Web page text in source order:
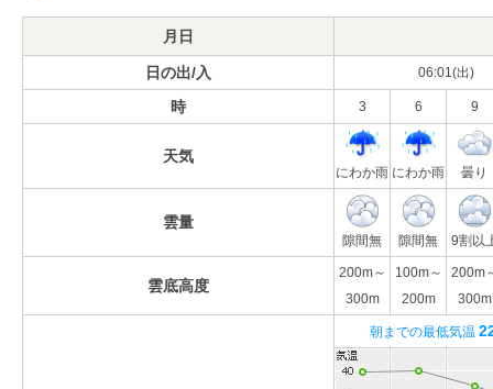
月日
日の出/入 06:01(出)
時 3 6 9
天気
にわか雨 にわか雨 曇り
雲量
隙間無 隙間無 9割以
雲底高度
200m～
300m
100m～
200m
200m
300m
朝までの最低気温